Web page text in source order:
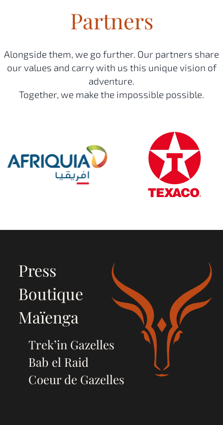
Partners
Alongside them, we go further. Our partners share
our values and carry with us this unique vision of
adventure.
Together, we make the impossible possible.
Press
Boutique
Maïenga
Trek’in Gazelles
Bab el Raid
Coeur de Gazelles